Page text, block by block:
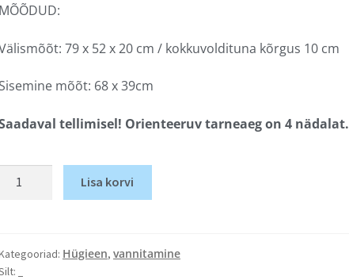
MÕÕDUD:
79 x 52 x 20 cm / kokkuvoldituna kõrgus 10 cm
Sisemine mõõt: 68 x 39cm
tellimisel! Orienteeruv tarneaeg on 4 nädalat.
Lisa korvi
Hügieen, vannitamine